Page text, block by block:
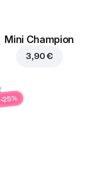
Mini Champion
3,90 €
-25%